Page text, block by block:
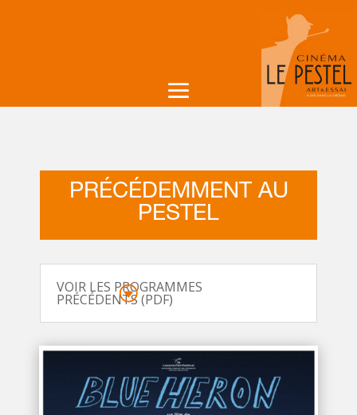
PRÉCÉDEMMENT AU
PESTEL
VOIR LES PROGRAMMES
PRÉCÉDENTS (PDF)